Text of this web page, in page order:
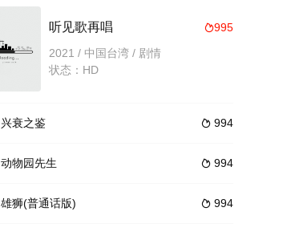
995
听见歌再唱
2021 / 中国台湾 / 剧情
状态：HD
 994
兴衰之鉴
 994
动物园先生
 994
雄狮(普通话版)